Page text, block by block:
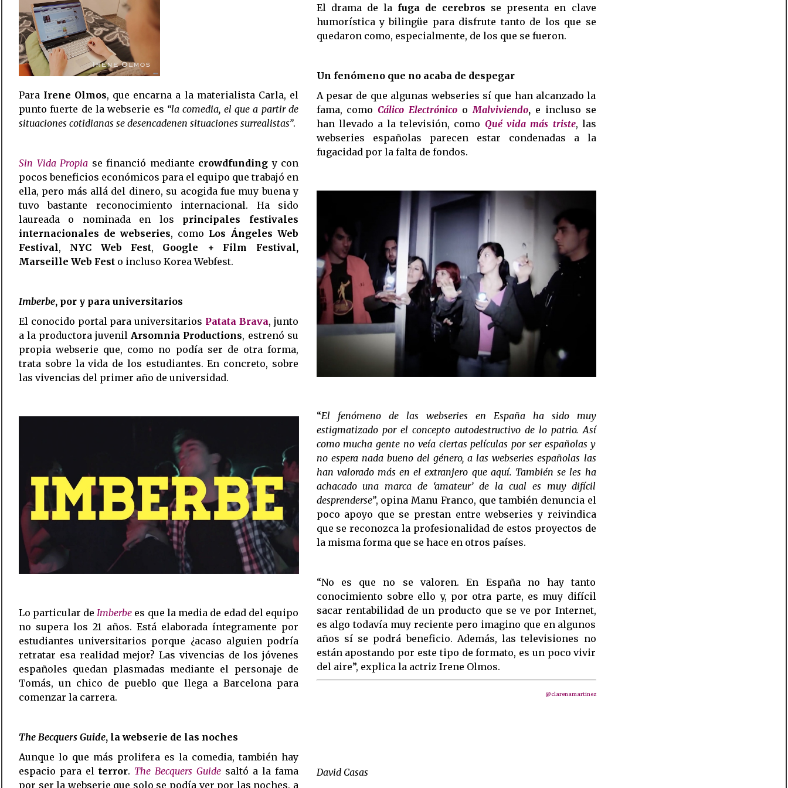
Para Irene Olmos, que encarna a la materialista Carla, el
punto fuerte de la webserie es “la comedia, el que a partir de
situaciones cotidianas se desencadenen situaciones surrealistas”.
Sin Vida Propia se financió mediante crowdfunding y con
pocos beneficios económicos para el equipo que trabajó en
ella, pero más allá del dinero, su acogida fue muy buena y
tuvo bastante reconocimiento internacional. Ha sido
laureada o nominada en los principales festivales
internacionales de webseries, como Los Ángeles Web
Festival, NYC Web Fest, Google + Film Festival,
Marseille Web Fest o incluso Korea Webfest.
Imberbe, por y para universitarios
El conocido portal para universitarios Patata Brava, junto
a la productora juvenil Arsomnia Productions, estrenó su
propia webserie que, como no podía ser de otra forma,
trata sobre la vida de los estudiantes. En concreto, sobre
las vivencias del primer año de universidad.
Lo particular de Imberbe es que la media de edad del equipo
no supera los 21 años. Está elaborada íntegramente por
estudiantes universitarios porque ¿acaso alguien podría
retratar esa realidad mejor? Las vivencias de los jóvenes
españoles quedan plasmadas mediante el personaje de
Tomás, un chico de pueblo que llega a Barcelona para
comenzar la carrera.
The Becquers Guide, la webserie de las noches
Aunque lo que más prolifera es la comedia, también hay
espacio para el terror. The Becquers Guide saltó a la fama
por ser la webserie que solo se podía ver por las noches, a
El drama de la fuga de cerebros se presenta en clave
humorística y bilingüe para disfrute tanto de los que se
quedaron como, especialmente, de los que se fueron.
Un fenómeno que no acaba de despegar
A pesar de que algunas webseries sí que han alcanzado la
fama, como Cálico Electrónicoo Malviviendo,e incluso se
han llevado a la televisión, como Qué vida más triste, las
webseries españolas parecen estar condenadas a la
fugacidad por la falta de fondos.
“El fenómeno de las webseries en España ha sido muy
estigmatizado por el concepto autodestructivo de lo patrio. Así
como mucha gente no veía ciertas películas por ser españolas y
no espera nada bueno del género, a las webseries españolas las
han valorado más en el extranjero que aquí. También se les ha
achacado una marca de ‘amateur’ de la cual es muy difícil
desprenderse”, opina Manu Franco, que también denuncia el
poco apoyo que se prestan entre webseries y reivindica
que se reconozca la profesionalidad de estos proyectos de
la misma forma que se hace en otros países.
“No es que no se valoren. En España no hay tanto
conocimiento sobre ello y, por otra parte, es muy difícil
sacar rentabilidad de un producto que se ve por Internet,
es algo todavía muy reciente pero imagino que en algunos
años sí se podrá beneficio. Además, las televisiones no
están apostando por este tipo de formato, es un poco vivir
del aire”, explica la actriz Irene Olmos.
@clarenamartinez
David Casas